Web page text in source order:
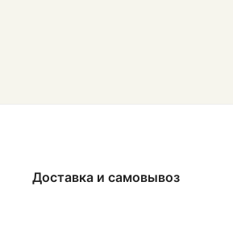
Доставка и самовывоз